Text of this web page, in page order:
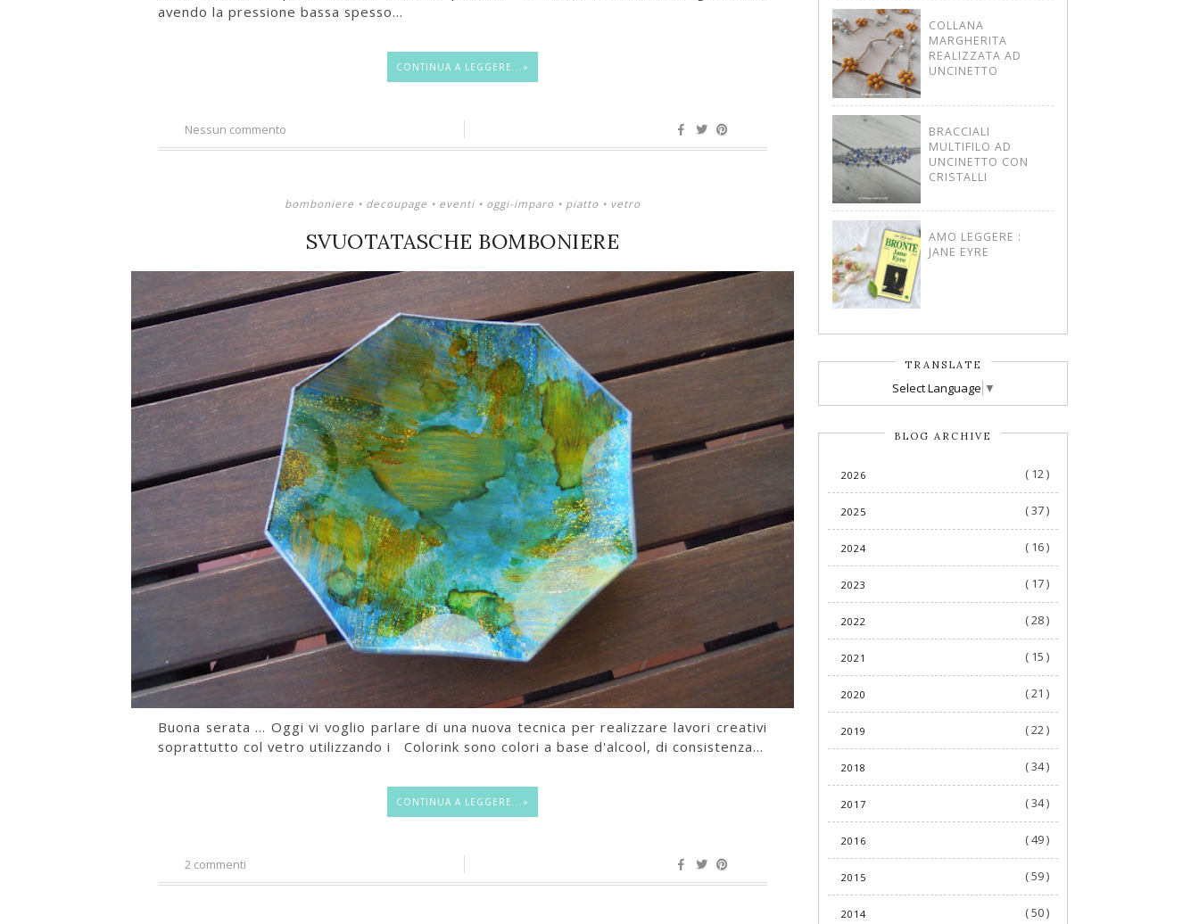
avendo la pressione bassa spesso...
CONTINUA A LEGGERE...»
Nessun commento
bomboniere • decoupage • eventi• oggi-imparo• piatto• vetro
SVUOTATASCHE BOMBONIERE
Buona serata … Oggi vi voglio parlare di una nuova tecnica per realizzare lavori creativi
soprattutto col vetro utilizzando i Colorink sono colori a base d'alcool, di consistenza...
CONTINUA A LEGGERE...»
2 commenti
COLLANA
MARGHERITA
REALIZZATA AD
UNCINETTO
BRACCIALI
MULTIFILO AD
UNCINETTO CON
CRISTALLI
AMO LEGGERE :
JANE EYRE
TRANSLATE
Select Language ▼
BLOG ARCHIVE
2026 ( 12 )
2025 ( 37 )
2024 ( 16 )
2023 ( 17 )
2022 ( 28 )
2021 ( 15 )
2020 ( 21 )
2019 ( 22 )
2018 ( 34 )
2017 ( 34 )
2016 ( 49 )
2015 ( 59 )
2014 ( 50 )